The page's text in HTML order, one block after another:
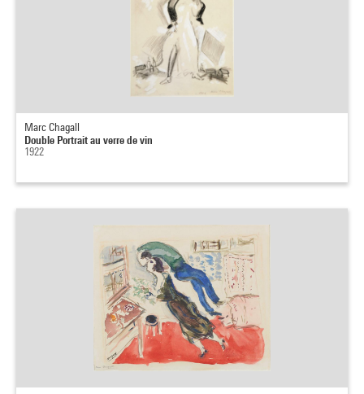
Marc Chagall
Double Portrait au verre de vin
1922